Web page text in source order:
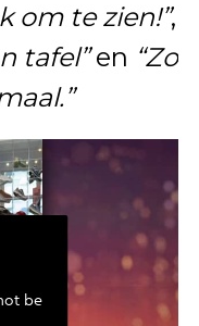
om te zien!”,
tafel”en “Zo